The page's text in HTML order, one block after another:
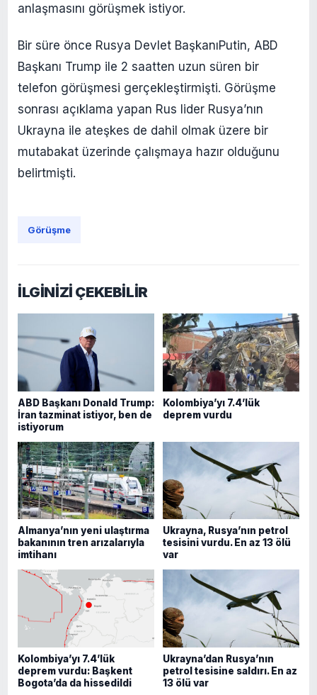
anlaşmasını görüşmek istiyor.
Bir süre önce Rusya Devlet BaşkanıPutin, ABD
Başkanı Trump ile 2 saatten uzun süren bir
telefon görüşmesi gerçekleştirmişti. Görüşme
sonrası açıklama yapan Rus lider Rusya’nın
Ukrayna ile ateşkes de dahil olmak üzere bir
mutabakat üzerinde çalışmaya hazır olduğunu
belirtmişti.
Görüşme
İLGİNİZİ ÇEKEBİLİR
ABD Başkanı Donald Trump:
İran tazminat istiyor, ben de
istiyorum
Kolombiya’yı 7.4’lük
deprem vurdu
Almanya’nın yeni ulaştırma
bakanının tren arızalarıyla
imtihanı
Ukrayna, Rusya’nın petrol
tesisini vurdu. En az 13 ölü
var
Kolombiya’yı 7.4’lük
deprem vurdu: Başkent
Bogota’da da hissedildi
Ukrayna’dan Rusya’nın
petrol tesisine saldırı. En az
13 ölü var